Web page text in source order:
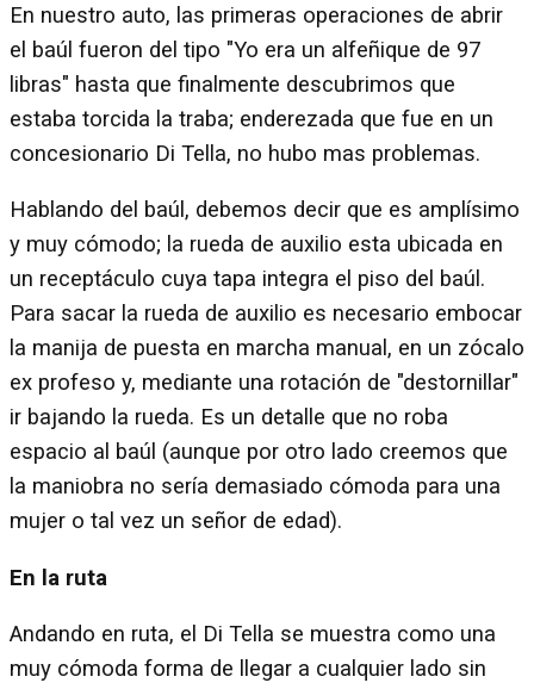
En nuestro auto, las primeras operaciones de abrir
el baúl fueron del tipo "Yo era un alfeñique de 97
libras" hasta que finalmente descubrimos que
estaba torcida la traba; enderezada que fue en un
concesionario Di Tella, no hubo mas problemas.
Hablando del baúl, debemos decir que es amplísimo
y muy cómodo; la rueda de auxilio esta ubicada en
un receptáculo cuya tapa integra el piso del baúl.
Para sacar la rueda de auxilio es necesario embocar
la manija de puesta en marcha manual, en un zócalo
ex profeso y, mediante una rotación de "destornillar"
ir bajando la rueda. Es un detalle que no roba
espacio al baúl (aunque por otro lado creemos que
la maniobra no sería demasiado cómoda para una
mujer o tal vez un señor de edad).
En la ruta
Andando en ruta, el Di Tella se muestra como una
muy cómoda forma de llegar a cualquier lado sin